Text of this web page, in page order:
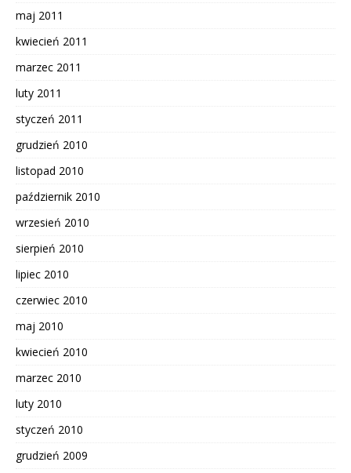
maj 2011
kwiecień 2011
marzec 2011
luty 2011
styczeń 2011
grudzień 2010
listopad 2010
październik 2010
wrzesień 2010
sierpień 2010
lipiec 2010
czerwiec 2010
maj 2010
kwiecień 2010
marzec 2010
luty 2010
styczeń 2010
grudzień 2009